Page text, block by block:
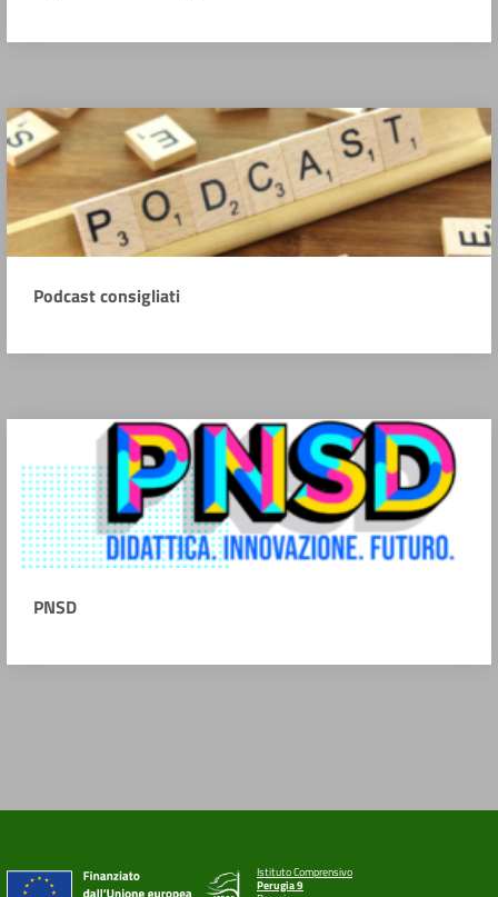
Podcast consigliati
PNSD
Istituto Comprensivo
Perugia 9